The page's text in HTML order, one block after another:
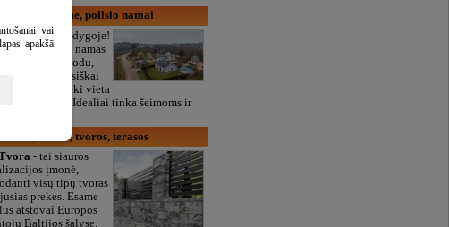
Holiday home, poilsio namai
poilsiui Kuldygoje!
atostogų namas
sodu,
ir kepsnine. Visiškai
su WiFi. Puiki vieta
9.1/10). Idealiai tinka šeimoms ir
Tvora, vartai, tvoros, terasos
- tai siauros
įmonė,
visų tipų tvoras
prekes. Esame
atstovai Europos
Baltijos šalyse.
vai
apakšā